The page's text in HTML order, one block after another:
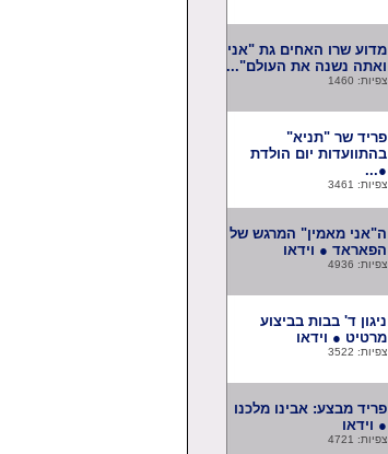
מדוע שרו האחים גת "אני
ואתה נשנה את העולם"...
צפיות: 1460
פריד שר "תניא"
בהתוועדות יום הולדת
●...
צפיות: 3461
ה"אני מאמין" המרגש של
הפאראד ● וידאו
צפיות: 4936
ניגון ד' בבות בביצוע
מרטיט ● וידאו
צפיות: 3522
פריד מבצע: אבינו מלכנו
● וידאו
צפיות: 4721